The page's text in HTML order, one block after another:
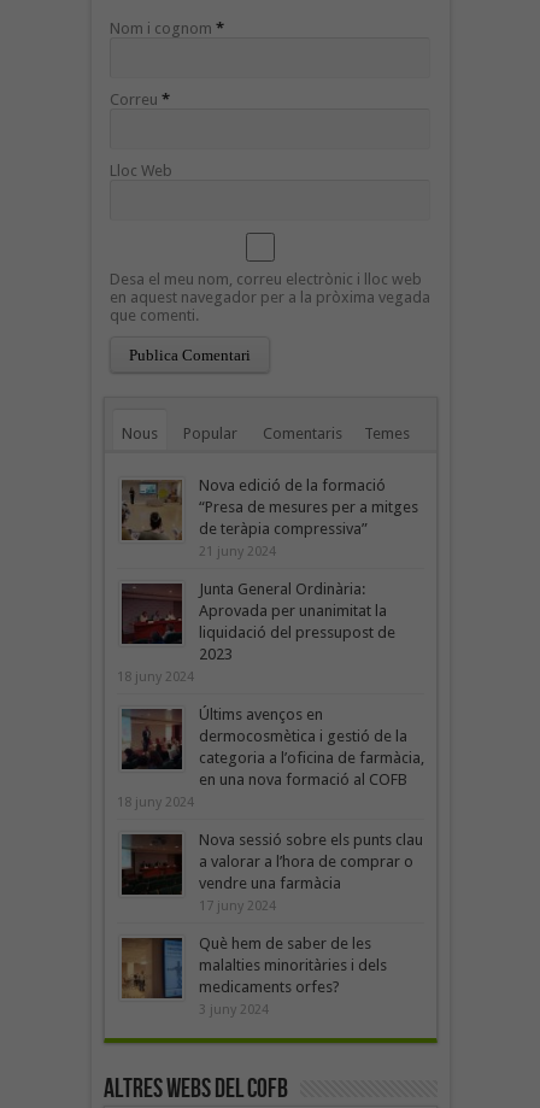
Nom i cognom *
Correu *
Lloc Web
Desa el meu nom, correu electrònic i lloc web
en aquest navegador per a la pròxima vegada
que comenti.
Nous Popular Comentaris Temes
Nova edició de la formació
“Presa de mesures per a mitges
de teràpia compressiva”
21 juny 2024
Junta General Ordinària:
Aprovada per unanimitat la
liquidació del pressupost de
2023
18 juny 2024
Últims avenços en
dermocosmètica i gestió de la
categoria a l’oficina de farmàcia,
en una nova formació al COFB
18 juny 2024
Nova sessió sobre els punts clau
a valorar a l’hora de comprar o
vendre una farmàcia
17 juny 2024
Què hem de saber de les
malalties minoritàries i dels
medicaments orfes?
3 juny 2024
Altres webs del COFB